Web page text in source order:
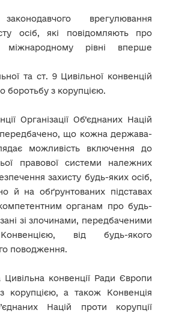
законодавчого врегулювання
осіб, які повідомляють про
рівні вперше
та ст. 9 Цивільної конвенцій
боротьбу з корупцією.
Організації Об’єднаних Націй
передбачено, що кожна держава-
можливість включення до
правової системи належних
захисту будь-яких осіб,
й на обґрунтованих підставах
органам про будь-
зі злочинами, передбаченими
від будь-якого
поводження.
Цивільна конвенції Ради Європи
корупцією, а також Конвенція
Націй проти корупції